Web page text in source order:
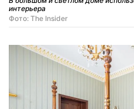
интерьера
Фото: The Insider